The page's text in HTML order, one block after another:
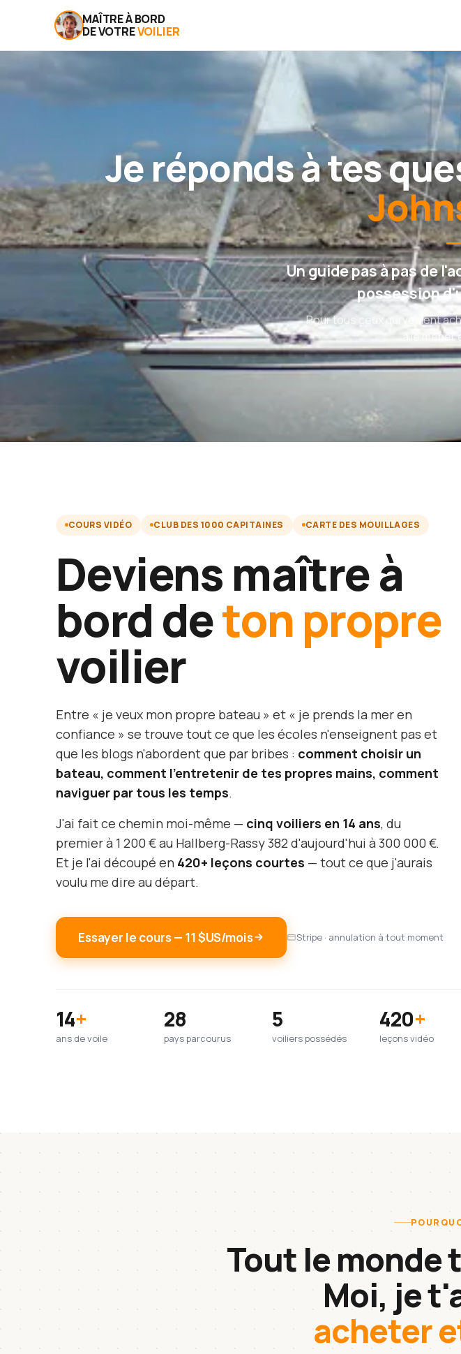
MAÎTRE À BORD
DE VOTREVOILIER
Je réponds à tes
Un guide pas à pas de
possession
Pour tous ceux qui veulent
à le
COURS VIDÉO CLUB DES 1000 CAPITAINES CARTE DES MOUILLAGES
Deviens maître à
bord deton propre
voilier
Entre « je veux mon propre bateau » et « je prends la mer en
confiance » se trouve tout ce que les écoles n'enseignent pas et
que les blogs n'abordent que par bribes : comment choisir un
bateau, comment l'entretenir de tes propres mains, comment
naviguer par tous les temps.
J'ai fait ce chemin moi-même — cinq voiliers en 14 ans, du
premier à 1 200 € au Hallberg-Rassy 382 d'aujourd'hui à 300 000 €.
Et je l'ai découpé en 420+ leçons courtes — tout ce que j'aurais
voulu me dire au départ.
Essayer le cours — 11 $US/mois Stripe · annulation à tout moment
14+
ans de voile
28
pays parcourus
5
voiliers possédés
420+
leçons vidéo
Tout le monde
Moi, je
acheter